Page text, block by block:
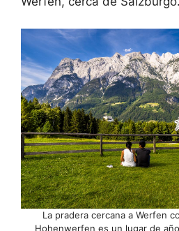
La pradera cercana a Werfen
Hohenwerfen es un lugar de